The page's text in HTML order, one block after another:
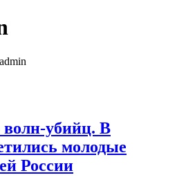
убийц. В
молодые
России